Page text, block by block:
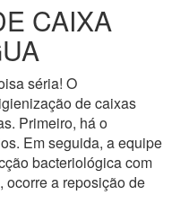
CAIXA
séria! O
de caixas
Primeiro, há o
Em seguida, a equipe
bacteriológica com
ocorre a reposição de